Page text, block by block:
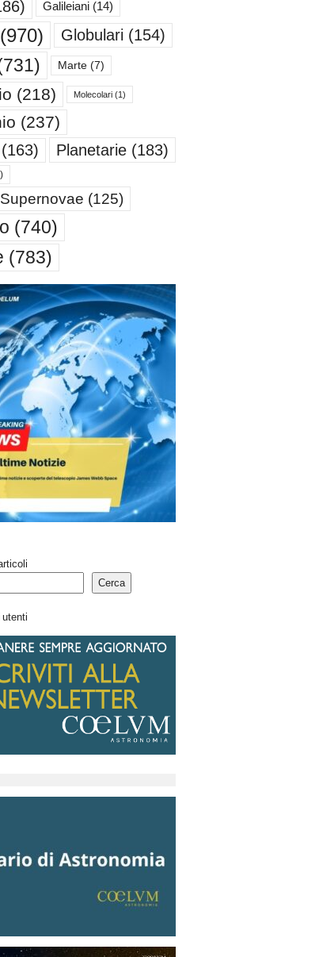
Galileiani(14)
Globulari (154)
Marte(7)
(218) Molecolari(1)
(237)
Planetarie(183)
(125)
(740)
(783)
Cerca